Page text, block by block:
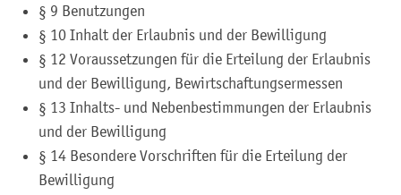
§ 9 Benutzungen
§ 10 Inhalt der Erlaubnis und der Bewilligung
§ 12 Voraussetzungen für die Erteilung der Erlaubnis
und der Bewilligung, Bewirtschaftungsermessen
§ 13 Inhalts- und Nebenbestimmungen der Erlaubnis
und der Bewilligung
§ 14 Besondere Vorschriften für die Erteilung der
Bewilligung